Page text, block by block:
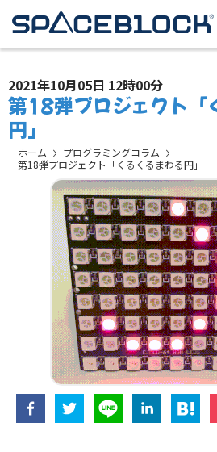
2021年10月05日 12時00分
第18弾プロジェクト「
円」
ホーム
プログラミングコラム
第18弾プロジェクト「くるくるまわる円」